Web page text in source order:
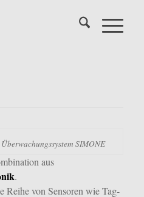
SIMONE
aus
.
Reihe von Sensoren wie Tag-